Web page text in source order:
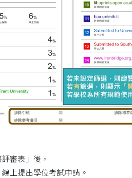
審表」後，
線上提出學位考試申請。